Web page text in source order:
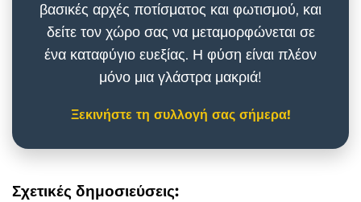
βασικές αρχές ποτίσματος και φωτισμού, και
δείτε τον χώρο σας να μεταμορφώνεται σε
ένα καταφύγιο ευεξίας. Η φύση είναι πλέον
μόνο μια γλάστρα μακριά!
Ξεκινήστε τη συλλογή σας σήμερα!
Σχετικές δημοσιεύσεις: